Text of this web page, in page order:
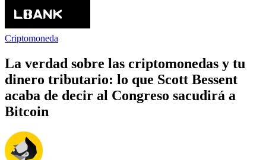
Criptomoneda
La verdad sobre las criptomonedas y tu
dinero tributario: lo que Scott Bessent
acaba de decir al Congreso sacudirá a
Bitcoin